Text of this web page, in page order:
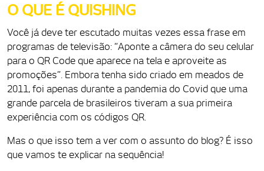
O QUE É QUISHING
Você já deve ter escutado muitas vezes essa frase em
programas de televisão: “Aponte a câmera do seu celular
para o QR Code que aparece na tela e aproveite as
promoções”. Embora tenha sido criado em meados de
2011, foi apenas durante a pandemia do Covid que uma
grande parcela de brasileiros tiveram a sua primeira
experiência com os códigos QR.
Mas o que isso tem a ver com o assunto do blog? É isso
que vamos te explicar na sequência!